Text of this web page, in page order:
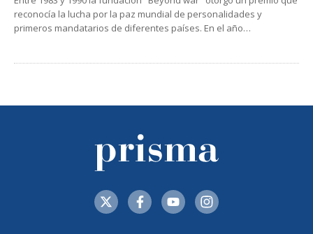
reconocía la lucha por la paz mundial de personalidades y
primeros mandatarios de diferentes países. En el año…